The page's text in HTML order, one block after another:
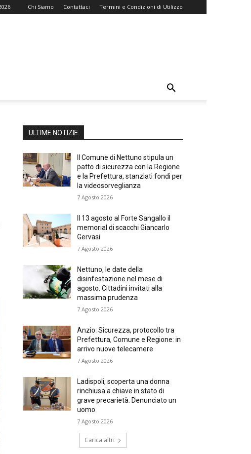
Chi Siamo Contattaci Termini e Condizioni di Utilizzo
ULTIME NOTIZIE
Il Comune di Nettuno stipula un
patto di sicurezza con la Regione
e la Prefettura, stanziati fondi per
la videosorveglianza
7 Agosto 2026
Il 13 agosto al Forte Sangallo il
memorial di scacchi Giancarlo
Gervasi
7 Agosto 2026
Nettuno, le date della
disinfestazione nel mese di
agosto. Cittadini invitati alla
massima prudenza
7 Agosto 2026
Anzio. Sicurezza, protocollo tra
Prefettura, Comune e Regione: in
arrivo nuove telecamere
7 Agosto 2026
Ladispoli, scoperta una donna
rinchiusa a chiave in stato di
grave precarietà. Denunciato un
uomo
7 Agosto 2026
Carica altri